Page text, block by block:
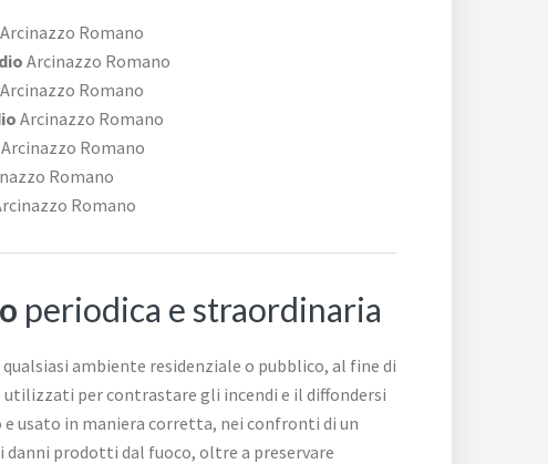
Arcinazzo Romano
Arcinazzo Romano
Arcinazzo Romano
Arcinazzo Romano
Arcinazzo Romano
Romano
Romano
periodica e straordinaria
ambiente residenziale o pubblico, al fine di
per contrastare gli incendi e il diffondersi
usato in maniera corretta, nei confronti di un
prodotti dal fuoco, oltre a preservare